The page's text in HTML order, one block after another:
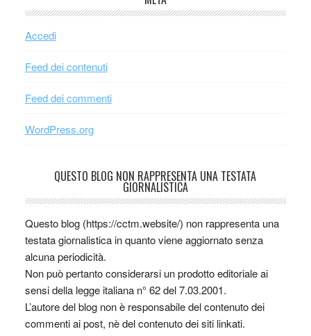
Accedi
Feed dei contenuti
Feed dei commenti
WordPress.org
QUESTO BLOG NON RAPPRESENTA UNA TESTATA
GIORNALISTICA
Questo blog (https://cctm.website/) non rappresenta una
testata giornalistica in quanto viene aggiornato senza
alcuna periodicità.
Non può pertanto considerarsi un prodotto editoriale ai
sensi della legge italiana n° 62 del 7.03.2001.
L’autore del blog non è responsabile del contenuto dei
commenti ai post, nè del contenuto dei siti linkati.